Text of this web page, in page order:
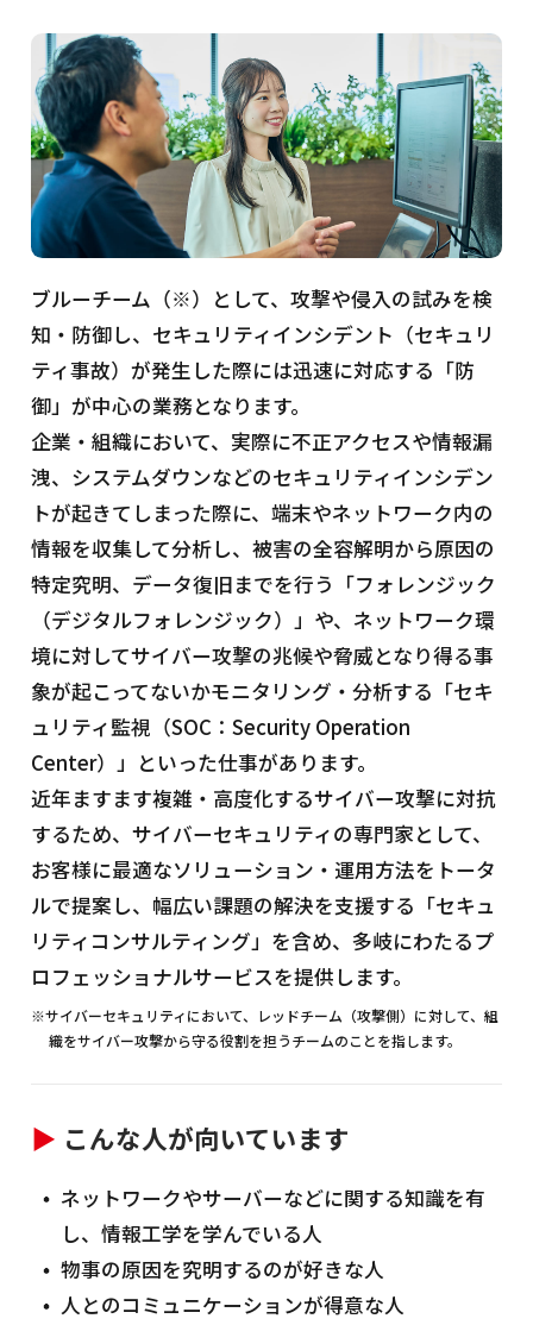
ブルーチーム（※）として、攻撃や侵入の試みを検
知・防御し、セキュリティインシデント（セキュリ
ティ事故）が発生した際には迅速に対応する「防
御」が中心の業務となります。
企業・組織において、実際に不正アクセスや情報漏
洩、システムダウンなどのセキュリティインシデン
トが起きてしまった際に、端末やネットワーク内の
情報を収集して分析し、被害の全容解明から原因の
特定究明、データ復旧までを行う「フォレンジック
（デジタルフォレンジック）」や、ネットワーク環
境に対してサイバー攻撃の兆候や脅威となり得る事
象が起こってないかモニタリング・分析する「セキ
ュリティ監視（SOC：Security Operation
Center）」といった仕事があります。
近年ますます複雑・高度化するサイバー攻撃に対抗
するため、サイバーセキュリティの専門家として、
お客様に最適なソリューション・運用方法をトータ
ルで提案し、幅広い課題の解決を支援する「セキュ
リティコンサルティング」を含め、多岐にわたるプ
ロフェッショナルサービスを提供します。
※サイバーセキュリティにおいて、レッドチーム（攻撃側）に対して、組
織をサイバー攻撃から守る役割を担うチームのことを指します。
▶ こんな人が向いています
ネットワークやサーバーなどに関する知識を有
し、情報工学を学んでいる人
物事の原因を究明するのが好きな人
人とのコミュニケーションが得意な人